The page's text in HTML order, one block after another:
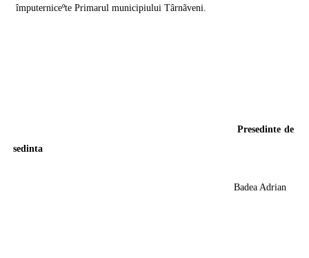
împuterniceºte Primarul municipiului Târnãveni.
Presedinte de
sedinta
Badea Adrian